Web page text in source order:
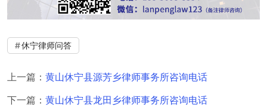
休宁律师问答
上一篇： 黄山休宁县源芳乡律师事务所咨询电话
下一篇： 黄山休宁县龙田乡律师事务所咨询电话